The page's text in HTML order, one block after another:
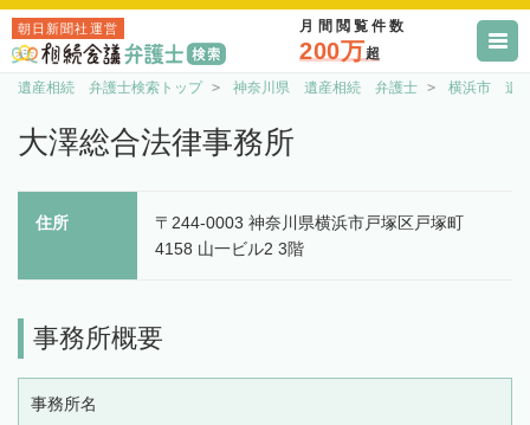
朝日新聞社運営 月間閲覧件数
200万超
遺産相続 弁護士検索トップ 神奈川県 遺産相続 弁護士 横浜市 遺
大澤総合法律事務所
住所
〒244-0003 神奈川県横浜市戸塚区戸塚町
4158 山一ビル2 3階
事務所概要
事務所名